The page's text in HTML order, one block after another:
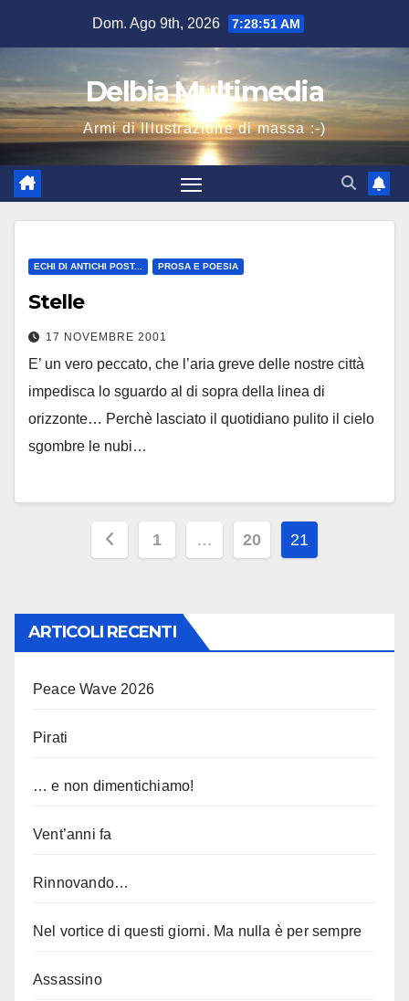
Dom. Ago 9th, 2026 7:28:52 AM
Delbia Multimedia
Armi di Illustrazione di massa :-)
ECHI DI ANTICHI POST... PROSA E POESIA
Stelle
17 NOVEMBRE 2001
E’ un vero peccato, che l’aria greve delle nostre città
impedisca lo sguardo al di sopra della linea di
orizzonte… Perchè lasciato il quotidiano pulito il cielo
sgombre le nubi…
Paginazione
articoli
1 … 20 21
ARTICOLI RECENTI
Peace Wave 2026
Pirati
… e non dimentichiamo!
Vent’anni fa
Rinnovando…
Nel vortice di questi giorni. Ma nulla è per sempre
Assassino